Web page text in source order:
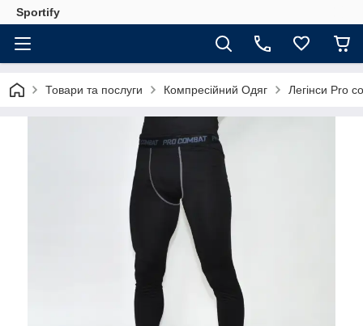
Sportify
Товари та послуги Компресійний Одяг Легінси Pro